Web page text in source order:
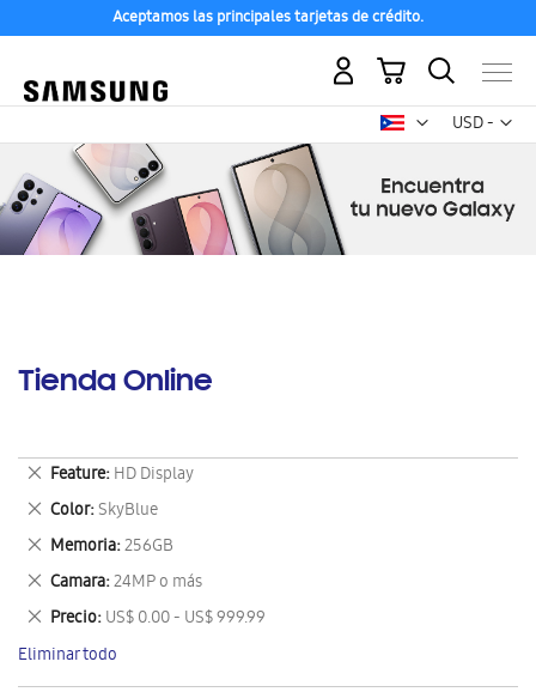
Aceptamos las principales tarjetas de crédito.
USD -
dólar
Mi carrito
Tienda Online
Feature HD Display
Eliminar
este
artículo
Color SkyBlue
Eliminar
este
artículo
Memoria 256GB
Eliminar
este
artículo
Camara 24MP o más
Eliminar
este
artículo
Precio US$ 0.00 - US$ 999.99
Eliminar
este
artículo
Eliminar todo